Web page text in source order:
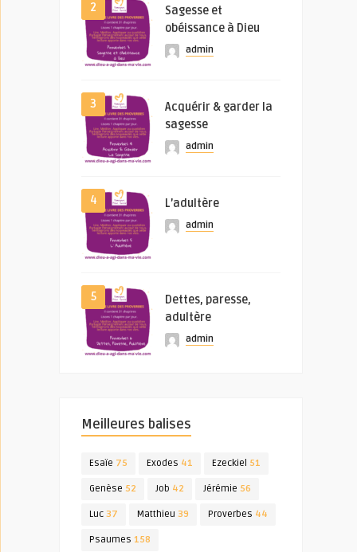
2
Sagesse et
obéissance à Dieu
admin
3
Acquérir & garder la
sagesse
admin
4 L’adultère
admin
5
Dettes, paresse,
adultère
admin
Meilleures balises
Esaïe 75 Exodes 41 Ezeckiel 51
Genèse 52 Job 42 Jérémie 56
Luc 37 Matthieu 39 Proverbes 44
Psaumes 158